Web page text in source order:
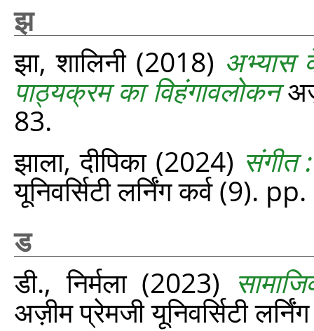
झ
झा, शालिनी(2018) अभ्यास
पाठ्यक्रम का विहंगावलोकन
83.
झाला, दीपिका(2024) संगीत
यूनिवर्सिटी लर्निंग कर्व (9).
ड
डी., निर्मला(2023)
अज़ीम प्रेमजी यूनिवर्सिटी